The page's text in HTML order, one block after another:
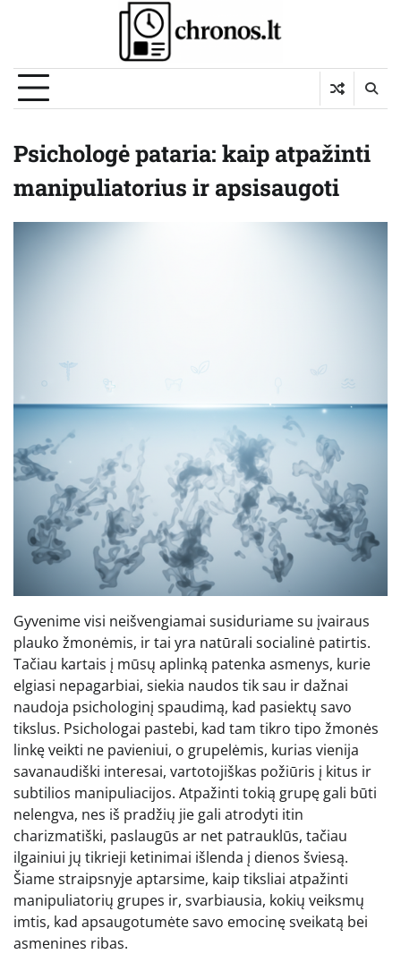
Psichologė pataria: kaip atpažinti
manipuliatorius ir apsisaugoti
Gyvenime visi neišvengiamai susiduriame su įvairaus
plauko žmonėmis, ir tai yra natūrali socialinė patirtis.
Tačiau kartais į mūsų aplinką patenka asmenys, kurie
elgiasi nepagarbiai, siekia naudos tik sau ir dažnai
naudoja psichologinį spaudimą, kad pasiektų savo
tikslus. Psichologai pastebi, kad tam tikro tipo žmonės
linkę veikti ne pavieniui, o grupelėmis, kurias vienija
savanaudiški interesai, vartotojiškas požiūris į kitus ir
subtilios manipuliacijos. Atpažinti tokią grupę gali būti
nelengva, nes iš pradžių jie gali atrodyti itin
charizmatiški, paslaugūs ar net patrauklūs, tačiau
ilgainiui jų tikrieji ketinimai išlenda į dienos šviesą.
Šiame straipsnyje aptarsime, kaip tiksliai atpažinti
manipuliatorių grupes ir, svarbiausia, kokių veiksmų
imtis, kad apsaugotumėte savo emocinę sveikatą bei
asmenines ribas.